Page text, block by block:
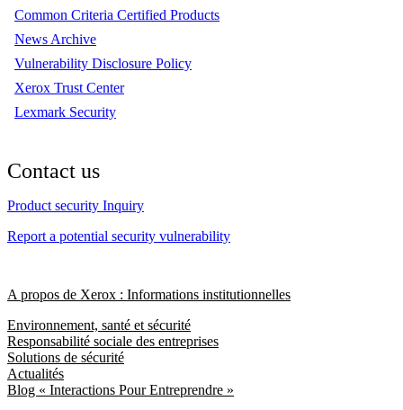
Common Criteria Certified Products
News Archive
Vulnerability Disclosure Policy
Xerox Trust Center
Lexmark Security
Contact us
Product security Inquiry
Report a potential security vulnerability
A propos de Xerox : Informations institutionnelles
Environnement, santé et sécurité
Responsabilité sociale des entreprises
Solutions de sécurité
Actualités
Blog « Interactions Pour Entreprendre »